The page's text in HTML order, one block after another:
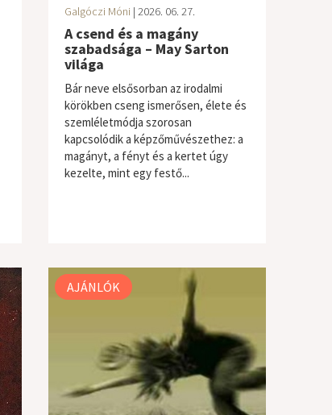
Galgóczi Móni | 2026. 06. 27.
A csend és a magány
szabadsága – May Sarton
világa
Bár neve elsősorban az irodalmi
körökben cseng ismerősen, élete és
szemléletmódja szorosan
kapcsolódik a képzőművészethez: a
magányt, a fényt és a kertet úgy
kezelte, mint egy festő...
AJÁNLÓK